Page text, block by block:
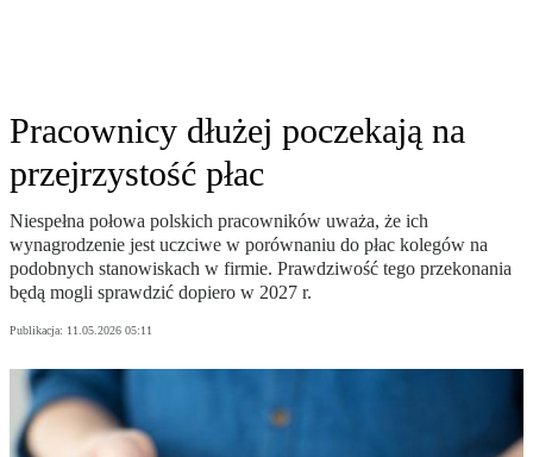
Pracownicy dłużej poczekają na
przejrzystość płac
Niespełna połowa polskich pracowników uważa, że ich
wynagrodzenie jest uczciwe w porównaniu do płac kolegów na
podobnych stanowiskach w firmie. Prawdziwość tego przekonania
będą mogli sprawdzić dopiero w 2027 r.
Publikacja: 11.05.2026 05:11